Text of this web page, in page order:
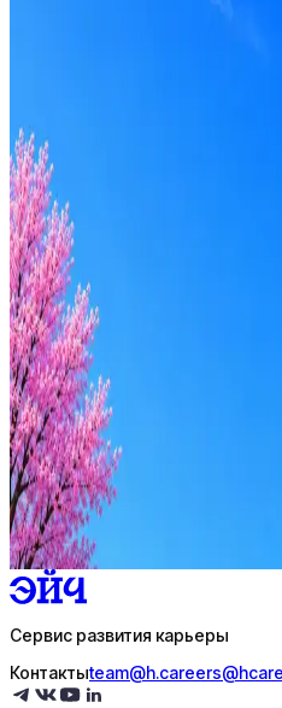
ООО «ОК ВЕТА»
2активные вакансии
Перейти на сайт
Стратегия поиска с AI:
Ежедневный
AI генерация
Сервис развития карьеры
Контактыteam@h.careers